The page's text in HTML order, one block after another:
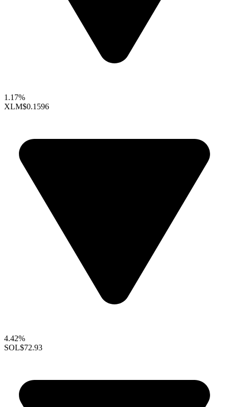
1.17%
XLM$0.1596
4.42%
SOL$72.93